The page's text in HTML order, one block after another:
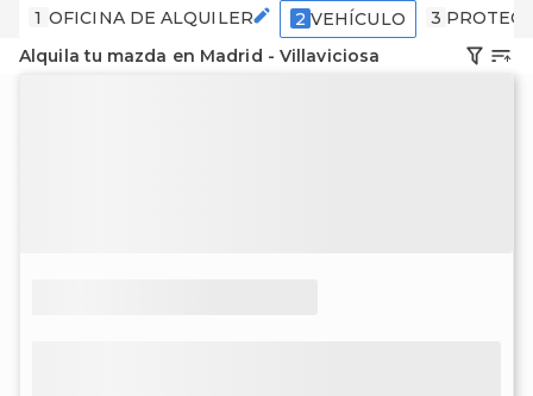
1 OFICINA DE ALQUILER 2 VEHÍCULO 3
Alquila tu mazda en Madrid - Villaviciosa